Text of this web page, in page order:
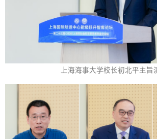
上海海事大学校长初北平主旨